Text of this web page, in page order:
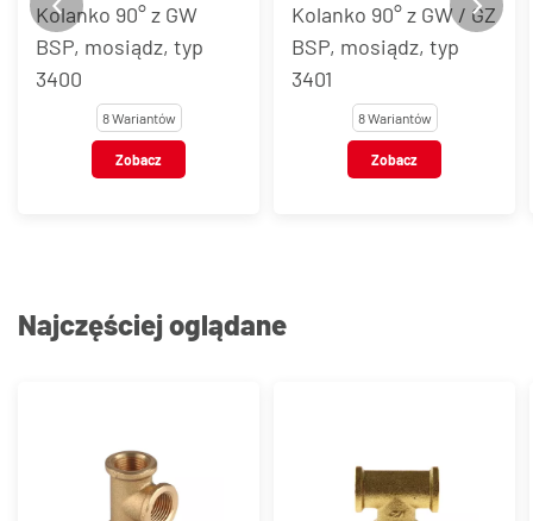
Kolanko 90° z GW
BSP, mosiądz, typ
3400
8 Wariantów
Zobacz
Kolanko 90° z GW / GZ
BSP, mosiądz, typ
3401
8 Wariantów
Zobacz
Najczęściej oglądane